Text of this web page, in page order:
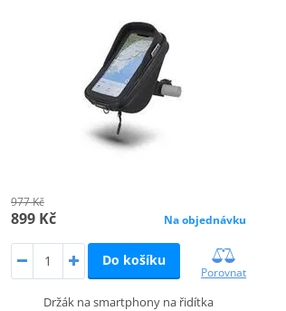
977 Kč
899 Kč Na objednávku
Do košíku
Porovnat
Držák na smartphony na řidítka